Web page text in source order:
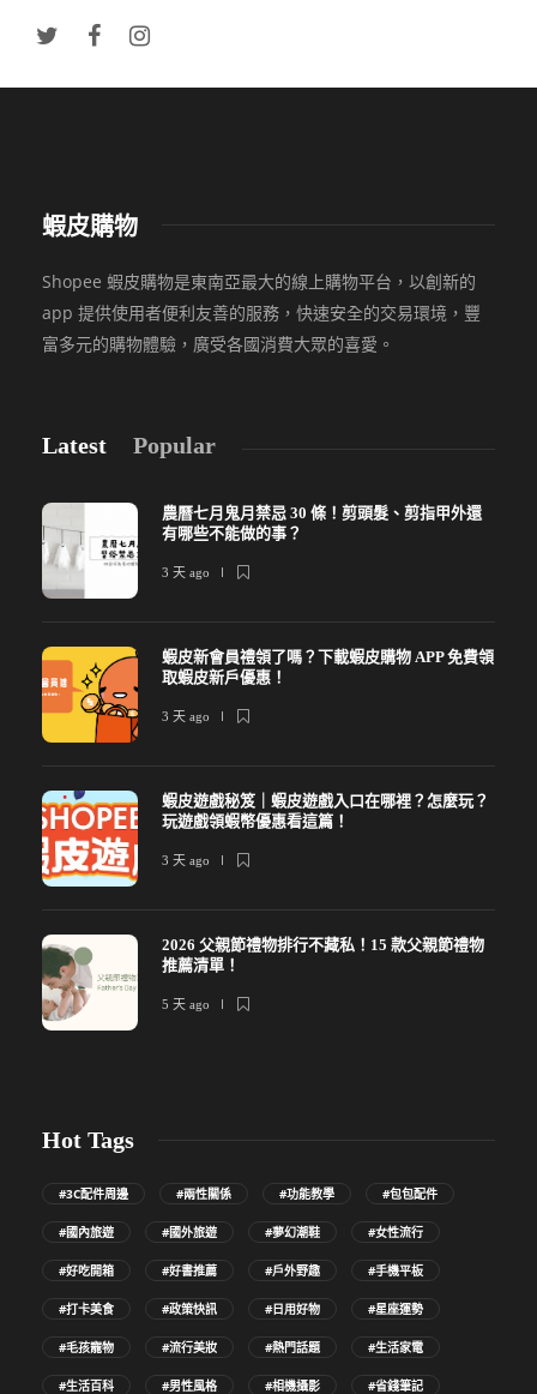
蝦皮購物
Shopee 蝦皮購物是東南亞最大的線上購物平台，以創新的
app 提供使用者便利友善的服務，快速安全的交易環境，豐
富多元的購物體驗，廣受各國消費大眾的喜愛。
Latest Popular
農曆七月鬼月禁忌 30 條！剪頭髮、剪指甲外還
有哪些不能做的事？
3 天 ago
蝦皮新會員禮領了嗎？下載蝦皮購物 APP 免費領
取蝦皮新戶優惠！
3 天 ago
蝦皮遊戲秘笈｜蝦皮遊戲入口在哪裡？怎麼玩？
玩遊戲領蝦幣優惠看這篇！
3 天 ago
2026 父親節禮物排行不藏私！15 款父親節禮物
推薦清單！
5 天 ago
Hot Tags
#3C配件周邊 #兩性關係 #功能教學 #包包配件
#國內旅遊 #國外旅遊 #夢幻潮鞋 #女性流行
#好吃開箱 #好書推薦 #戶外野趣 #手機平板
#打卡美食 #政策快訊 #日用好物 #星座運勢
#毛孩寵物 #流行美妝 #熱門話題 #生活家電
#生活百科 #男性風格 #相機攝影 #省錢筆記